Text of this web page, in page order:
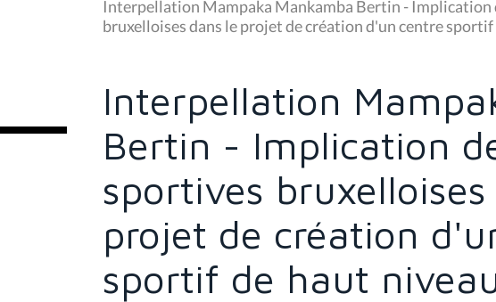
u
s
ê
:
Interpellation Mampaka Mankamba Bertin - Implication
bruxelloises dans le projet de création d'un centre sportif
Interpellation
Bertin - Implication
sportives
projet de création
sportif de haut